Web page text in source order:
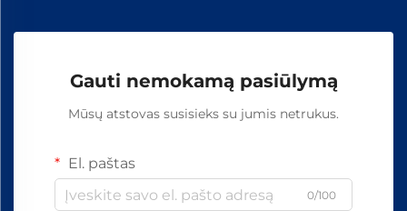
Gauti nemokamą pasiūlymą
Mūsų atstovas susisieks su jumis netrukus.
El. paštas
0/100